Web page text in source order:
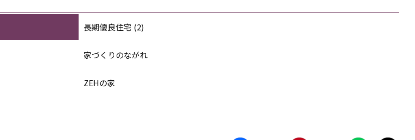
長期優良住宅 (2)
家づくりのながれ
ZEHの家